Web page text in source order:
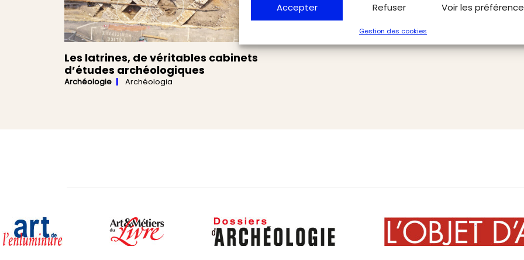
Accepter Refuser Voir les
Gestion des cookies
Les latrines, de véritables cabinets
d’études archéologiques
Archéologie Archéologia